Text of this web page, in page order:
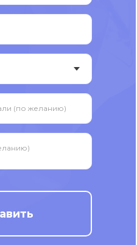
(по желанию)